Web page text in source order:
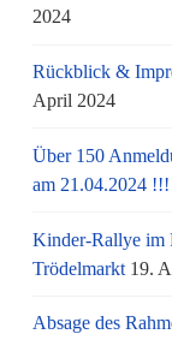
2024
Rückblick &
April 2024
Über 150
am 21.04.2024 !!!
Kinder-Rallye im
Trödelmarkt 19.
Absage des